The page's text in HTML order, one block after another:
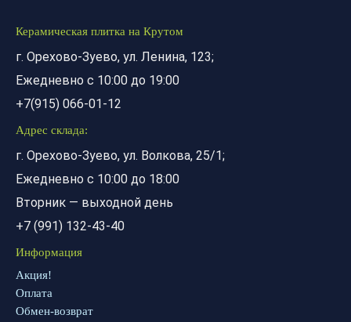
Керамическая плитка на Крутом
г. Орехово-Зуево, ул. Ленина, 123;
Ежедневно с 10:00 до 19:00
+7(915) 066-01-12
Адрес склада:
г. Орехово-Зуево, ул. Волкова, 25/1;
Ежедневно с 10:00 до 18:00
Вторник — выходной день
+7 (991) 132-43-40
Информация
Акция!
Оплата
Обмен-возврат